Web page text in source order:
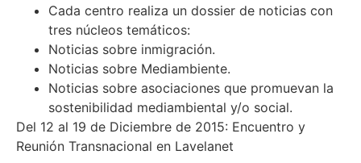
Cada centro realiza un dossier de noticias con
tres núcleos temáticos:
Noticias sobre inmigración.
Noticias sobre Mediambiente.
Noticias sobre asociaciones que promuevan la
sostenibilidad mediambiental y/o social.
Del 12 al 19 de Diciembre de 2015: Encuentro y
Reunión Transnacional en Lavelanet